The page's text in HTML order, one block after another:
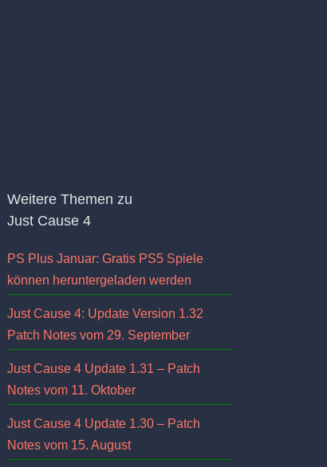
Weitere Themen zu
Just Cause 4
PS Plus Januar: Gratis PS5 Spiele
können heruntergeladen werden
Just Cause 4: Update Version 1.32
Patch Notes vom 29. September
Just Cause 4 Update 1.31 – Patch
Notes vom 11. Oktober
Just Cause 4 Update 1.30 – Patch
Notes vom 15. August